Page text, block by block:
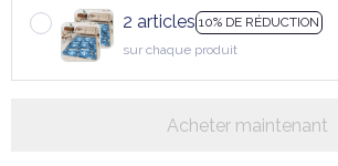
2 articles 10% DE RÉDUCTION
sur chaque produit
Acheter maintenant